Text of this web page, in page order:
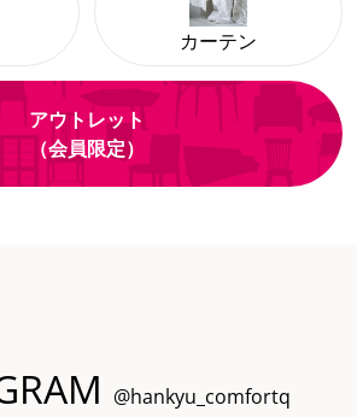
カーテン
アウトレット
（会員限定）
@hankyu_comfortq